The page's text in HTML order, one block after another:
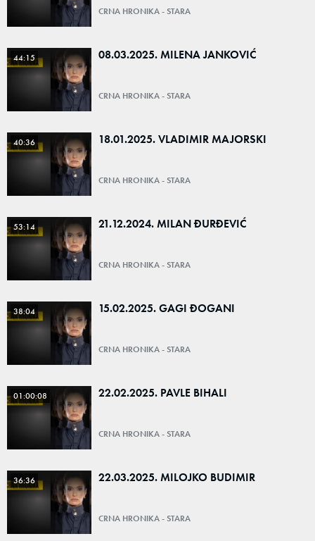
CRNA HRONIKA - STARA
44:15 08.03.2025. MILENA JANKOVIĆ
CRNA HRONIKA - STARA
40:36 18.01.2025. VLADIMIR MAJORSKI
CRNA HRONIKA - STARA
53:14 21.12.2024. MILAN ĐURĐEVIĆ
CRNA HRONIKA - STARA
38:04 15.02.2025. GAGI ĐOGANI
CRNA HRONIKA - STARA
01:00:08 22.02.2025. PAVLE BIHALI
CRNA HRONIKA - STARA
36:36 22.03.2025. MILOJKO BUDIMIR
CRNA HRONIKA - STARA